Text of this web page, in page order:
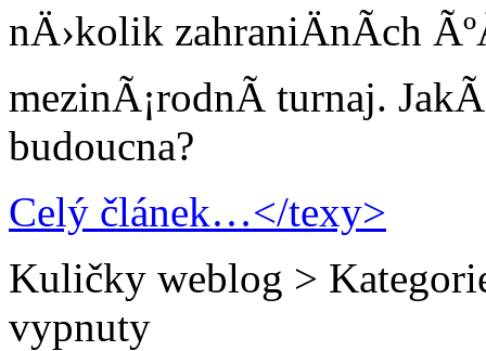
nÄ›kolik zahraniÄnÃ­ch
mezinÃ¡rodnÃ­ turnaj.
budoucna?
Celý článek…</texy>
Kuličky weblog >
vypnuty